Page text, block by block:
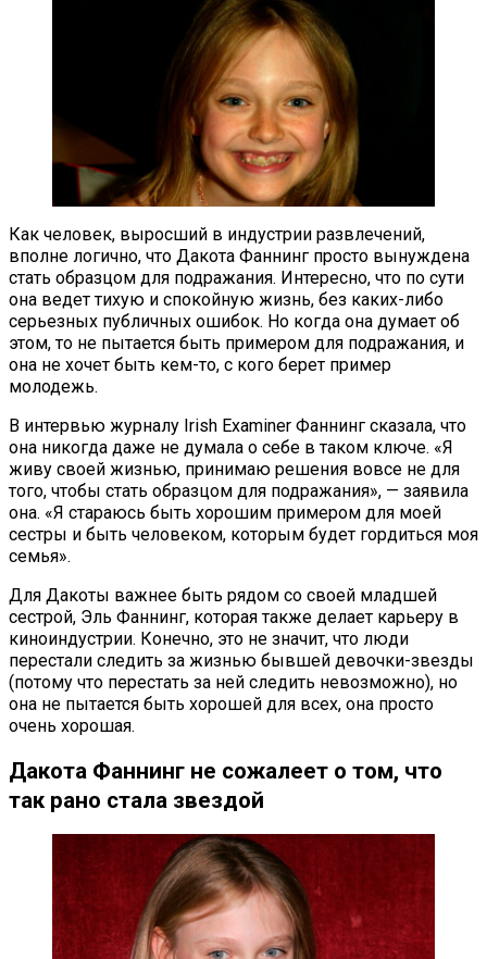
Как человек, выросший в индустрии развлечений,
вполне логично, что Дакота Фаннинг просто вынуждена
стать образцом для подражания. Интересно, что по сути
она ведет тихую и спокойную жизнь, без каких-либо
серьезных публичных ошибок. Но когда она думает об
этом, то не пытается быть примером для подражания, и
она не хочет быть кем-то, с кого берет пример
молодежь.
В интервью журналу Irish Examiner Фаннинг сказала, что
она никогда даже не думала о себе в таком ключе. «Я
живу своей жизнью, принимаю решения вовсе не для
того, чтобы стать образцом для подражания», — заявила
она. «Я стараюсь быть хорошим примером для моей
сестры и быть человеком, которым будет гордиться моя
семья».
Для Дакоты важнее быть рядом со своей младшей
сестрой, Эль Фаннинг, которая также делает карьеру в
киноиндустрии. Конечно, это не значит, что люди
перестали следить за жизнью бывшей девочки-звезды
(потому что перестать за ней следить невозможно), но
она не пытается быть хорошей для всех, она просто
очень хорошая.
Дакота Фаннинг не сожалеет о том, что
так рано стала звездой